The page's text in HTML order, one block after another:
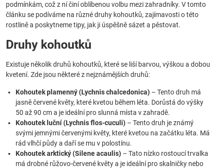
podmínkám, což z ní činí oblíbenou volbu mezi zahradníky. V tomto
článku se podíváme na různé druhy kohoutků, zajímavosti o této
rostlině a poskytneme tipy, jak ji úspěšně sázet a pěstovat.
Druhy kohoutků
Existuje několik druhů kohoutků, které se liší barvou, výškou a dobou
kvetení. Zde jsou některé z nejznámějších druhů:
Kohoutek plamenný (Lychnis chalcedonica) – Tento druh má
jasně červené květy, které kvetou během léta. Dorůstá do výšky
50 až 90 cm a je ideální pro slunná místa v zahradě.
Kohoutek luční (Lychnis flos-cuculi) – Tento druh je známý
svými jemnými červenými květy, které kvetou na začátku léta. Má
rád vlhčí půdy a daří se mu v polostínu.
Kohoutek arktický (Silene acaulis) – Tato nízko rostoucí trvalka
má drobné růžovo-červené květy a je ideální pro skalničky nebo